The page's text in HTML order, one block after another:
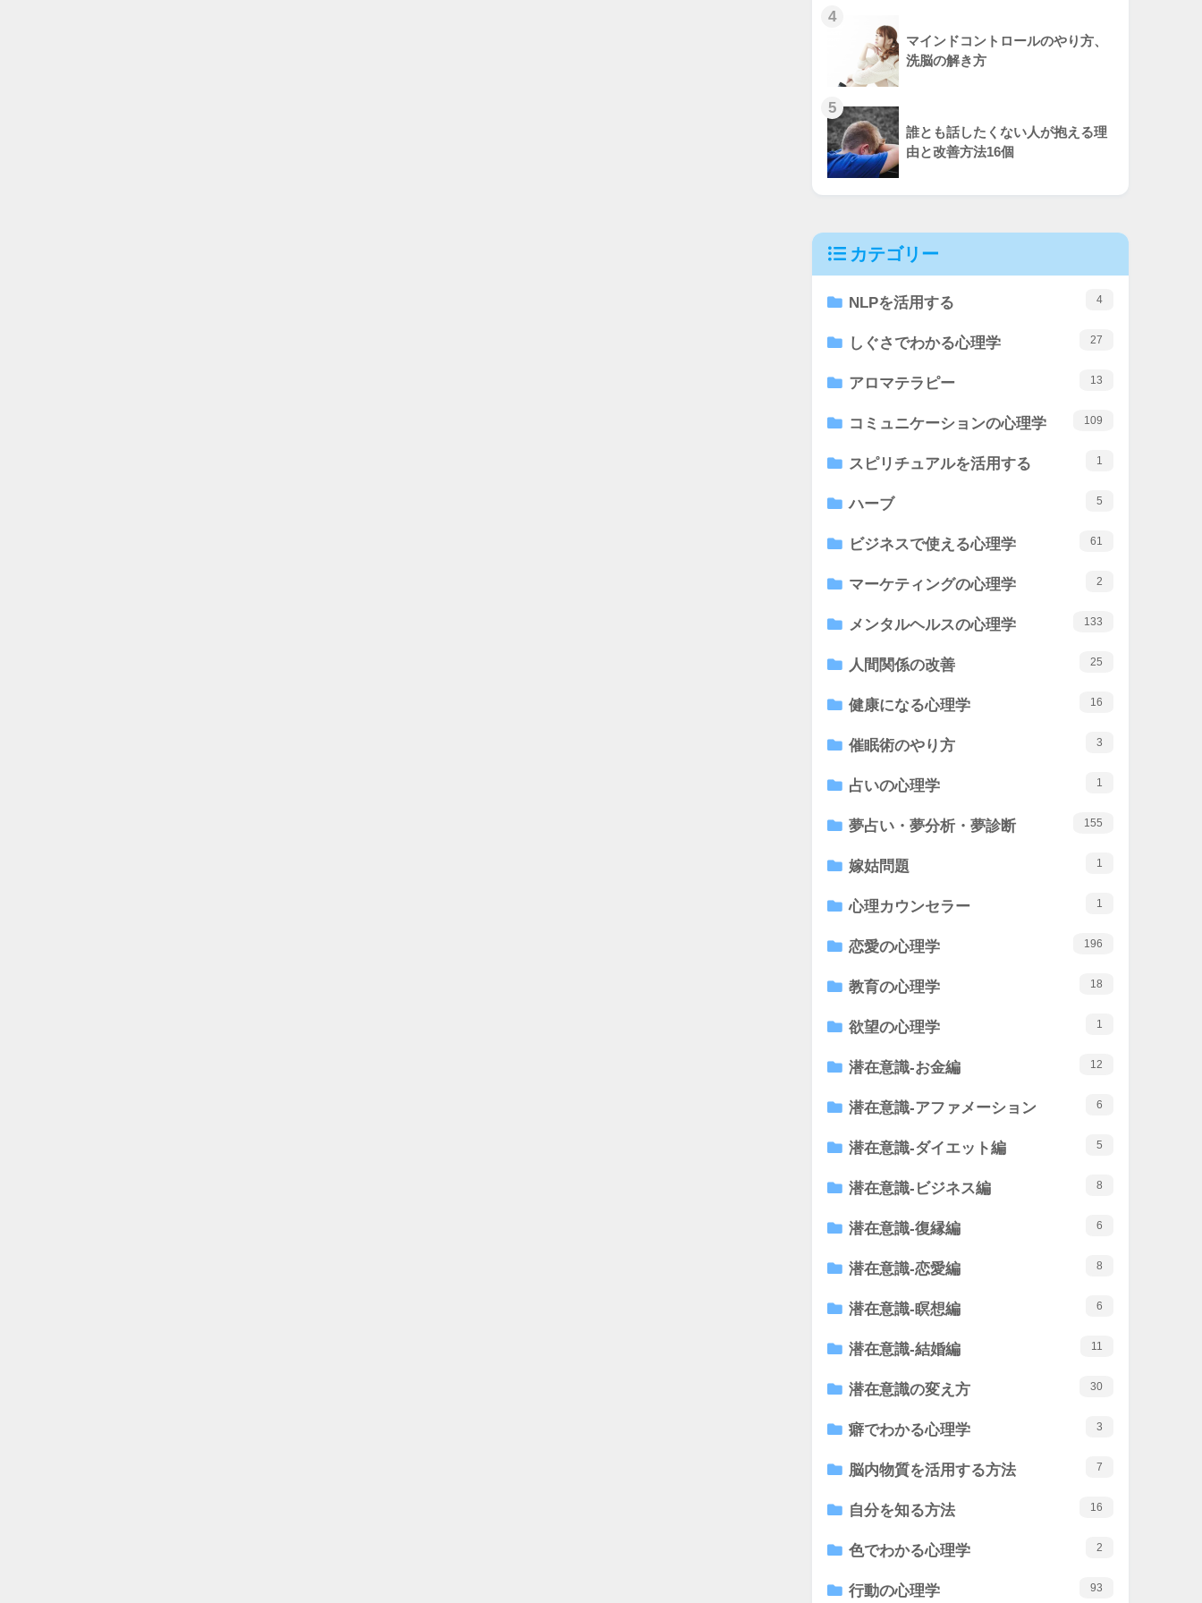
4
マインドコントロールのやり方、
洗脳の解き方
5
誰とも話したくない人が抱える理
由と改善方法16個
カテゴリー
NLPを活用する 4
しぐさでわかる心理学 27
アロマテラピー 13
コミュニケーションの心理学 109
スピリチュアルを活用する 1
ハーブ 5
ビジネスで使える心理学 61
マーケティングの心理学 2
メンタルヘルスの心理学 133
人間関係の改善 25
健康になる心理学 16
催眠術のやり方 3
占いの心理学 1
夢占い・夢分析・夢診断 155
嫁姑問題 1
心理カウンセラー 1
恋愛の心理学 196
教育の心理学 18
欲望の心理学 1
潜在意識-お金編 12
潜在意識-アファメーション 6
潜在意識-ダイエット編 5
潜在意識-ビジネス編 8
潜在意識-復縁編 6
潜在意識-恋愛編 8
潜在意識-瞑想編 6
潜在意識-結婚編 11
潜在意識の変え方 30
癖でわかる心理学 3
脳内物質を活用する方法 7
自分を知る方法 16
色でわかる心理学 2
行動の心理学 93